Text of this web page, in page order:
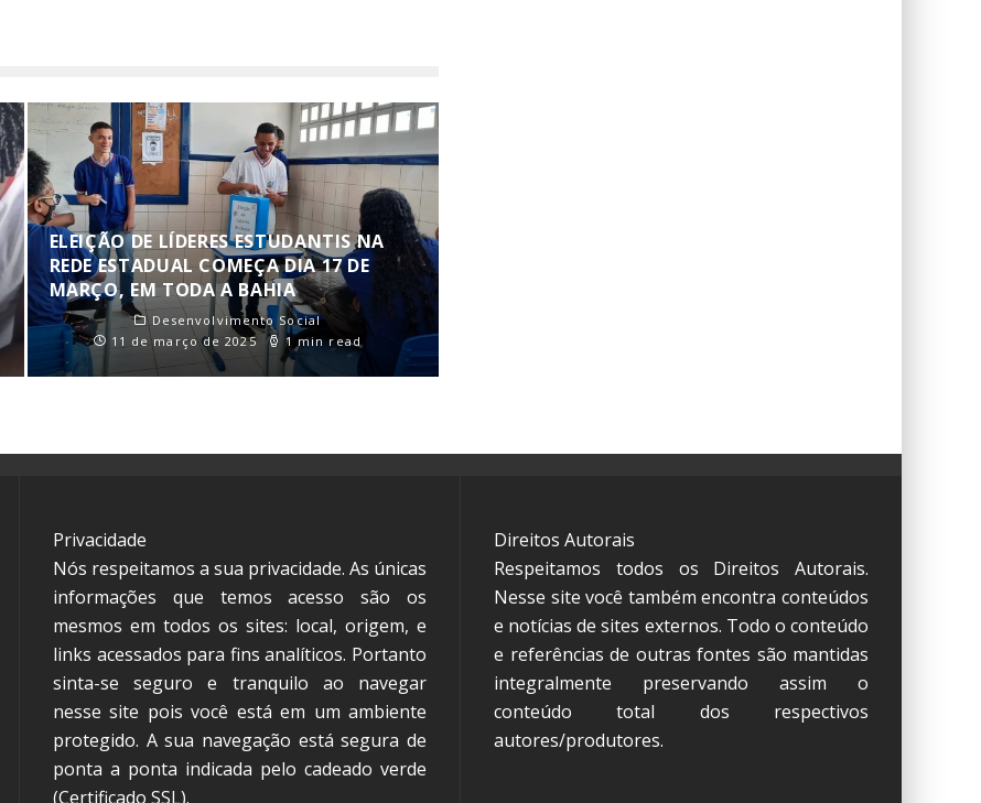
ELEIÇÃO DE LÍDERES ESTUDANTIS NA
REDE ESTADUAL COMEÇA DIA 17 DE
MARÇO, EM TODA A BAHIA
Desenvolvimento Social
11 de março de 2025
1 min read
Privacidade
Nós respeitamos a sua privacidade. As únicas
informações que temos acesso são os
mesmos em todos os sites: local, origem, e
links acessados para fins analíticos. Portanto
sinta-se seguro e tranquilo ao navegar
nesse site pois você está em um ambiente
protegido. A sua navegação está segura de
ponta a ponta indicada pelo cadeado verde
(Certificado SSL).
Direitos Autorais
Respeitamos todos os Direitos Autorais.
Nesse site você também encontra conteúdos
e notícias de sites externos. Todo o conteúdo
e referências de outras fontes são mantidas
integralmente preservando assim o
conteúdo total dos respectivos
autores/produtores.